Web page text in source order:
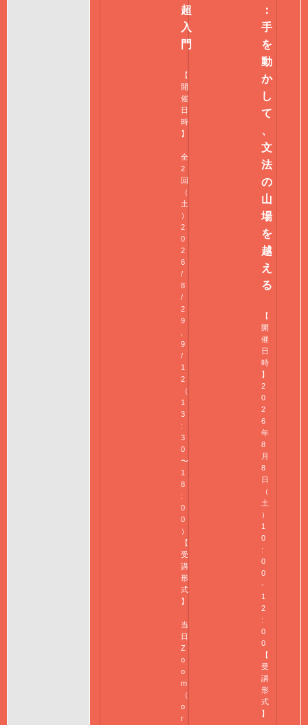
超
入
門
【
開
催
日
時
】
全
2
回
（
土
）
2
0
2
6
/
8
/
2
9
9
/
1
2
（
1
3
:
3
0
〜
1
8
:
0
0
）
【
受
講
形
式
】
当
日
Z
o
o
m
（
o
r
：
手
を
動
か
し
て
、
文
法
の
山
場
を
越
え
る
【
開
催
日
時
】
2
0
2
6
年
8
月
8
日
（
土
）
1
0
:
0
0
-
1
2
:
0
0
【
受
講
形
式
】